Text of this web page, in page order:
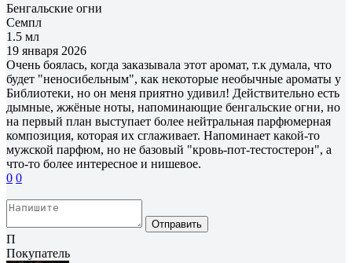
Бенгальские огни
Семпл
1.5 мл
19 января 2026
Очень боялась, когда заказывала этот аромат, т.к думала, что
будет "неносибельным", как некоторые необычные ароматы у
Библиотеки, но он меня приятно удивил! Действительно есть
дымные, жжёные ноты, напоминающие бенгальские огни, но
на первый план выступает более нейтральная парфюмерная
композиция, которая их сглаживает. Напоминает какой-то
мужской парфюм, но не базовый "кровь-пот-тестостерон", а
что-то более интересное и нишевое.
0 0
Отправить
П
Покупатель